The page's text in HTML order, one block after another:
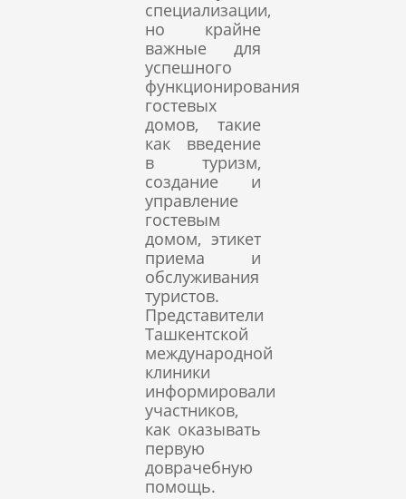
специализации,
но крайне
важные для
успешного
функционирования
гостевых
домов, такие
как введение
в туризм,
создание и
управление
гостевым
домом, этикет
приема и
обслуживания
туристов.
Представители
Ташкентской
международной
клиники
информировали
участников,
как оказывать
первую
доврачебную
помощь.